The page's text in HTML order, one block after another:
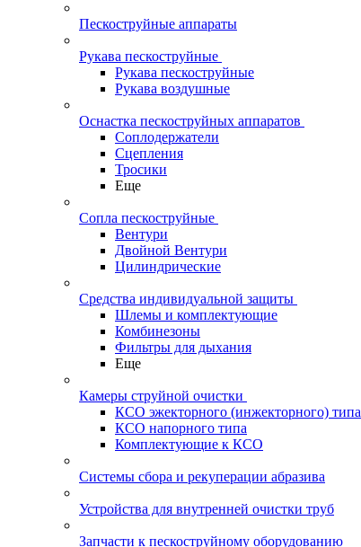
Пескоструйные аппараты
Рукава пескоструйные
Рукава пескоструйные
Рукава воздушные
Оснастка пескоструйных аппаратов
Соплодержатели
Сцепления
Тросики
Еще
Сопла пескоструйные
Вентури
Двойной Вентури
Цилиндрические
Средства индивидуальной защиты
Шлемы и комплектующие
Комбинезоны
Фильтры для дыхания
Еще
Камеры струйной очистки
КСО эжекторного (инжекторного) типа
КСО напорного типа
Комплектующие к КСО
Системы сбора и рекуперации абразива
Устройства для внутренней очистки труб
Запчасти к пескоструйному оборудованию